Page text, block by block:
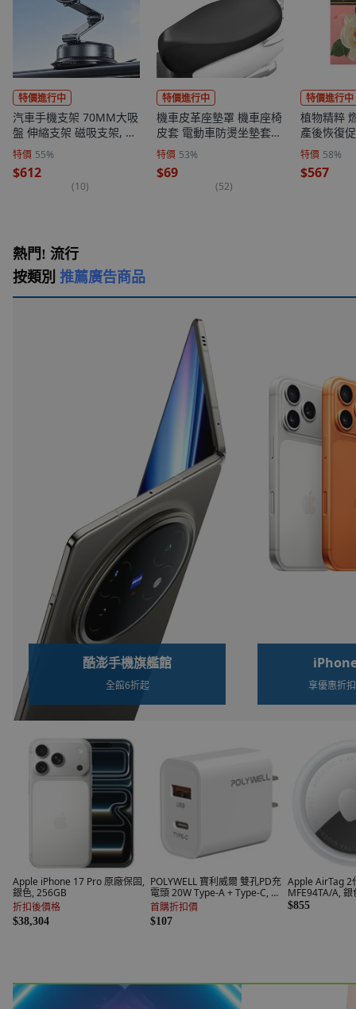
特價進行中
汽車手機支架 70MM大吸
盤 伸縮支架 磁吸支架, 磁
吸手機支架 Magsafe手機
支架 磁吸支架 摺叠手機
支架 手機架 黑色, 1個
特價 55%
$612
(10)
特價進行中
機車皮革座墊罩 機車座椅
皮套 電動車防燙坐墊套
透氣彈力椅墊套, 升級款-
經典黑【65-80通用】, 1
個
特價 53%
$69
(52)
特價進行中
植物精粹
產後恢復
固體質 30
個, 30顆
特價 58%
$567
熱門! 流行
按類別 推薦廣告商品
iPhone 17 pro
享優惠折扣、原廠保固 極致輕薄
Apple iPhone 17 Pro 原廠保固,
銀色, 256GB
折扣後價格
$38,304
POLYWELL 寶利威爾 雙孔PD充
電頭 20W Type-A + Type-C, 白
色, 1個
首購折扣價
$107
Apple AirTag 2
MFE94TA/A, 銀
$855